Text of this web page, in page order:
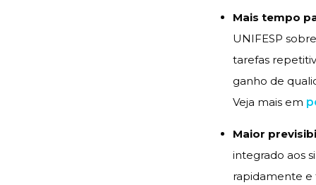
Mais tempo
UNIFESP
tarefas
ganho de
Veja mais em
Maior
integrado aos
rapidamente e